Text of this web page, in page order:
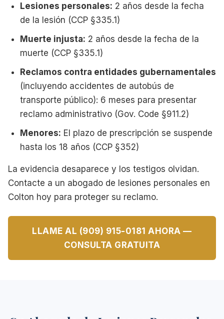
Lesiones personales: 2 años desde la fecha
de la lesión (CCP §335.1)
Muerte injusta: 2 años desde la fecha de la
muerte (CCP §335.1)
Reclamos contra entidades gubernamentales
(incluyendo accidentes de autobús de
transporte público): 6 meses para presentar
reclamo administrativo (Gov. Code §911.2)
Menores: El plazo de prescripción se suspende
hasta los 18 años (CCP §352)
La evidencia desaparece y los testigos olvidan.
Contacte a un abogado de lesiones personales en
Colton hoy para proteger su reclamo.
LLAME AL (909) 915-0181 AHORA —
CONSULTA GRATUITA